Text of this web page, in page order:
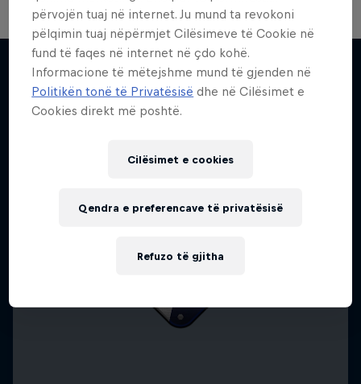
Më shumë si kjo
përvojën tuaj në internet. Ju mund ta revokoni
pëlqimin tuaj nëpërmjet Cilësimeve të Cookie në
fund të faqes në internet në çdo kohë.
Informacione të mëtejshme mund të gjenden në
Politikën tonë të Privatësisë dhe në Cilësimet e
Cookies direkt më poshtë.
Cilësimet e cookies
Refuzo të gjitha
Qendra e preferencave të privatësisë